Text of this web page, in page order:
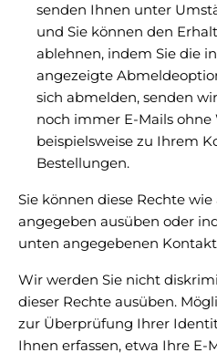
senden Ihnen unter
und Sie können den
ablehnen, indem Sie die
angezeigte
sich abmelden, senden
noch immer E-Mails ohne
beispielsweise zu Ihrem
Bestellungen.
Sie können diese Rechte
angegeben ausüben oder
unten angegebenen
Wir werden Sie nicht
dieser Rechte ausüben.
zur Überprüfung Ihrer
Ihnen erfassen, etwa Ihre E-